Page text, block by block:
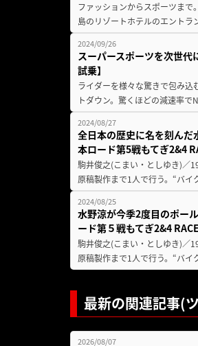
ファッションからスポーツま
島のリゾートホテルのエント
2024/09/26
スーパースポーツを次世代
試乗】
ライダーを様々な驚きで包み
トダウン。驚くほどの減速率
2024/08/27
全日本の歴史に名を刻んだ
本ロード第5戦もてぎ2&4
駒井俊之(こまい・としゆき)／
原稿製作まで1人で行う。“バ
2024/08/25
水野涼が今季2度目のポー
ード第５戦もてぎ2&4
駒井俊之(こまい・としゆき)／
原稿製作まで1人で行う。“バ
最新の関連記事(
2026/08/07